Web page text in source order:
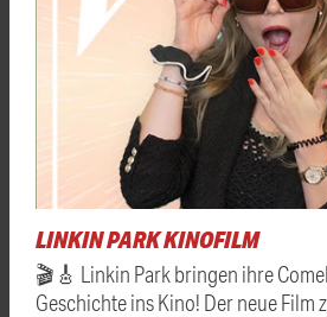
LINKIN PARK KINOFILM
🎬🎸 Linkin Park bringen ihre
Geschichte ins Kino! Der neue